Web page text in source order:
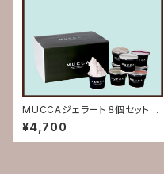
MUCCAジェラート８個セット
(送料込)【お歳暮 お中元 誕
生日お祝い 内祝い 出産祝
い 結婚祝い 記念日 賞品
¥4,700